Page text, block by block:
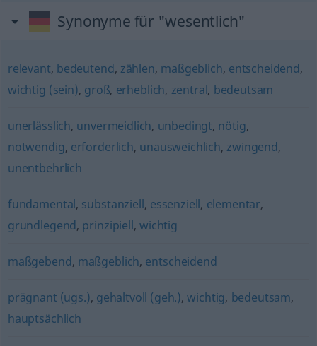
Synonyme für "wesentlich"
relevant, bedeutend, zählen, maßgeblich, entscheidend,
wichtig (sein), groß, erheblich, zentral, bedeutsam
unerlässlich, unvermeidlich, unbedingt, nötig,
notwendig, erforderlich, unausweichlich, zwingend,
unentbehrlich
fundamental, substanziell, essenziell, elementar,
grundlegend, prinzipiell,wichtig
maßgebend, maßgeblich, entscheidend
prägnant (ugs.), gehaltvoll (geh.),wichtig, bedeutsam,
hauptsächlich